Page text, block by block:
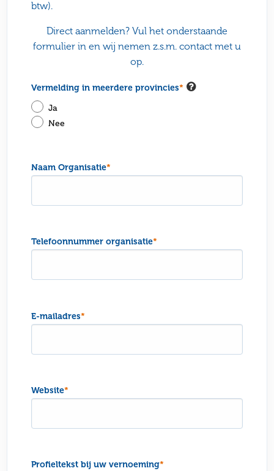
btw).
Direct aanmelden? Vul het onderstaande
formulier in en wij nemen z.s.m. contact met u
op.
Vermelding in meerdere provincies*
Ja
Nee
Naam Organisatie*
Telefoonnummer organisatie*
E-mailadres*
Website*
Profieltekst bij uw vernoeming*